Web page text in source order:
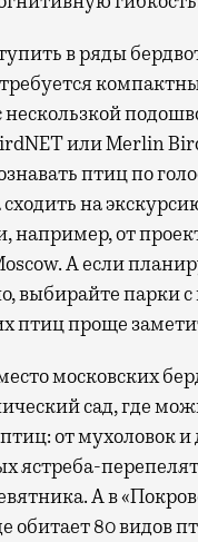
в ряды
нескользкой
или Merlin
птиц по
на
например, от
А если
выбирайте парки
птиц проще
московских
сад, где
от мухоловок и
ястреба-
А в
обитает 80 видов